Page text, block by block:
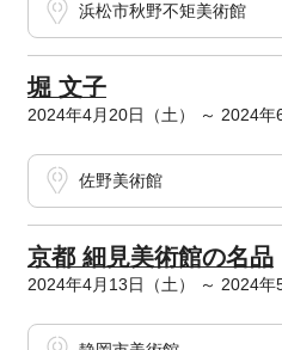
浜松市秋野不矩美術館
堀 文子
2024年4月20日（土） ～ 2024年
佐野美術館
京都 細見美術館の名品
2024年4月13日（土） ～ 2024年